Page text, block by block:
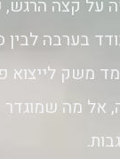
על קצה
בערבה לבין
משק לייצוא
אל מה שמוגדר